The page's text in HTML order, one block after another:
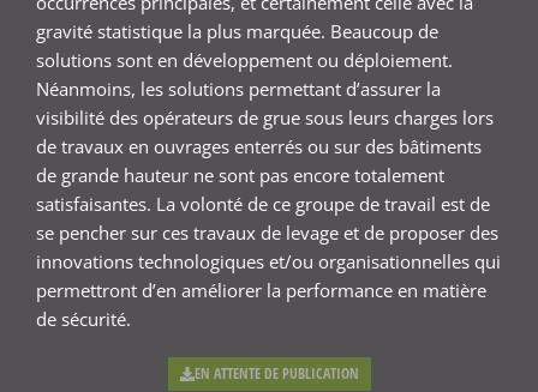
gravité statistique la plus marquée. Beaucoup de
solutions sont en développement ou déploiement.
Néanmoins, les solutions permettant d’assurer la
visibilité des opérateurs de grue sous leurs charges lors
de travaux en ouvrages enterrés ou sur des bâtiments
de grande hauteur ne sont pas encore totalement
satisfaisantes. La volonté de ce groupe de travail est de
se pencher sur ces travaux de levage et de proposer des
innovations technologiques et/ou organisationnelles qui
permettront d’en améliorer la performance en matière
de sécurité.
EN ATTENTE DE PUBLICATION